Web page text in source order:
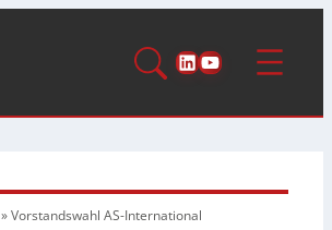
LinkedIn
YouTube
»Vorstandswahl AS-International